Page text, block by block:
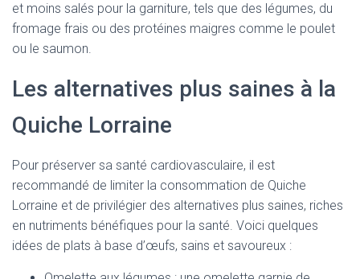
et moins salés pour la garniture, tels que des légumes, du
fromage frais ou des protéines maigres comme le poulet
ou le saumon.
Les alternatives plus saines à la
Quiche Lorraine
Pour préserver sa santé cardiovasculaire, il est
recommandé de limiter la consommation de Quiche
Lorraine et de privilégier des alternatives plus saines, riches
en nutriments bénéfiques pour la santé. Voici quelques
idées de plats à base d’œufs, sains et savoureux :